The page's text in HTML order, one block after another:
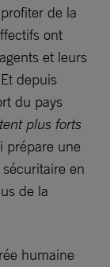
de la
ont
et leurs
depuis
du pays
plus forts
prépare une
en
de la
humaine